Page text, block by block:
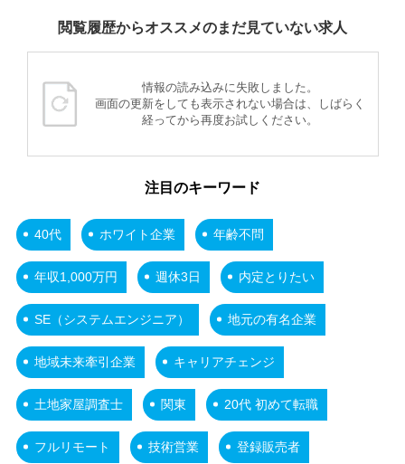
閲覧履歴からオススメのまだ見ていない求人
情報の読み込みに失敗しました。
画面の更新をしても表示されない場合は、しばらく
経ってから再度お試しください。
注目のキーワード
40代 ホワイト企業 年齢不問
年収1,000万円 週休3日 内定とりたい
SE（システムエンジニア） 地元の有名企業
地域未来牽引企業 キャリアチェンジ
土地家屋調査士 関東 20代 初めて転職
フルリモート 技術営業 登録販売者